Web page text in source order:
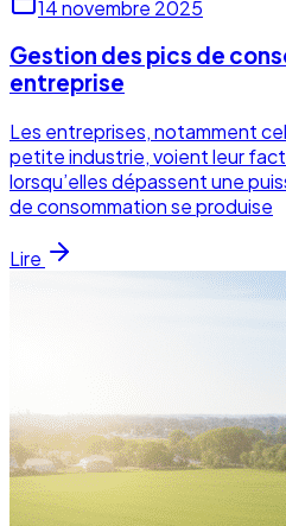
14 novembre 2025
Gestion des pics de
entreprise
Les entreprises, notamment
petite industrie, voient leur
lorsqu’elles dépassent une
de consommation se produise
Lire